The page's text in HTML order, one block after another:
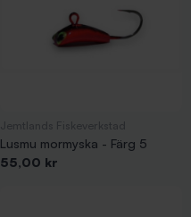
Lusmu mormyska - Färg 5
Pris
55,00 kr